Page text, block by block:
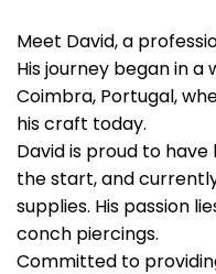
Meet David, a
His journey began in
Coimbra, Portugal,
his craft today.
David is proud to
the start, and
supplies. His passion
conch piercings.
Committed to